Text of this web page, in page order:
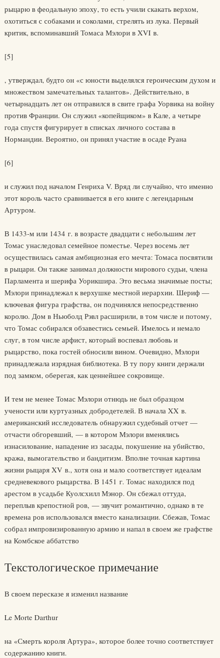
рыцарю в феодальную эпоху, то есть учили скакать верхом,
охотиться с собаками и соколами, стрелять из лука. Первый
критик, вспоминавший Томаса Мэлори в XVI в.
[5]
, утверждал, будто он «с юности выделялся героическим духом и
множеством замечательных талантов». Действительно, в
четырнадцать лет он отправился в свите графа Уорвика на войну
против Франции. Он служил «копейщиком» в Кале, а четыре
года спустя фигурирует в списках личного состава в
Нормандии. Вероятно, он принял участие в осаде Руана
[6]
и служил под началом Генриха V. Вряд ли случайно, что именно
этот король часто сравнивается в его книге с легендарным
Артуром.
В 1433-м или 1434 г. в возрасте двадцати с небольшим лет
Томас унаследовал семейное поместье. Через восемь лет
осуществилась самая амбициозная его мечта: Томаса посвятили
в рыцари. Он также занимал должности мирового судьи, члена
Парламента и шерифа Уорикшира. Это весьма значимые посты;
Мэлори принадлежал к верхушке местной иерархии. Шериф —
ключевая фигура графства, он подчинялся непосредственно
королю. Дом в Ньюболд Рэвл расширили, в том числе и потому,
что Томас собирался обзавестись семьей. Имелось и немало
слуг, в том числе арфист, который воспевал любовь и
рыцарство, пока гостей обносили вином. Очевидно, Мэлори
принадлежала изрядная библиотека. В ту пору книги держали
под замком, оберегая, как ценнейшее сокровище.
И тем не менее Томас Мэлори отнюдь не был образцом
учености или куртуазных добродетелей. В начала XX в.
американский исследователь обнаружил судебный отчет —
отчасти обгоревший, — в котором Мэлори вменялись
изнасилование, нападение из засады, покушение на убийство,
кража, вымогательство и бандитизм. Вполне точная картина
жизни рыцаря XV в., хотя она и мало соответствует идеалам
средневекового рыцарства. В 1451 г. Томас находился под
арестом в усадьбе Куолсхилл Мэнор. Он сбежал оттуда,
переплыв крепостной ров, — звучит романтично, однако в те
времена ров использовался вместо канализации. Сбежав, Томас
собрал импровизированную армию и напал в своем же графстве
на Комбское аббатство
Текстологическое примечание
В своем пересказе я изменил название
Le Morte Darthur
на «Смерть короля Артура», которое более точно соответствует
содержанию книги.